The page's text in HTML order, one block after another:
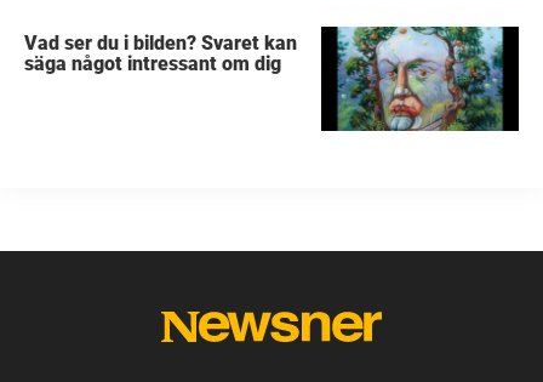
Vad ser du i bilden? Svaret kan
säga något intressant om dig